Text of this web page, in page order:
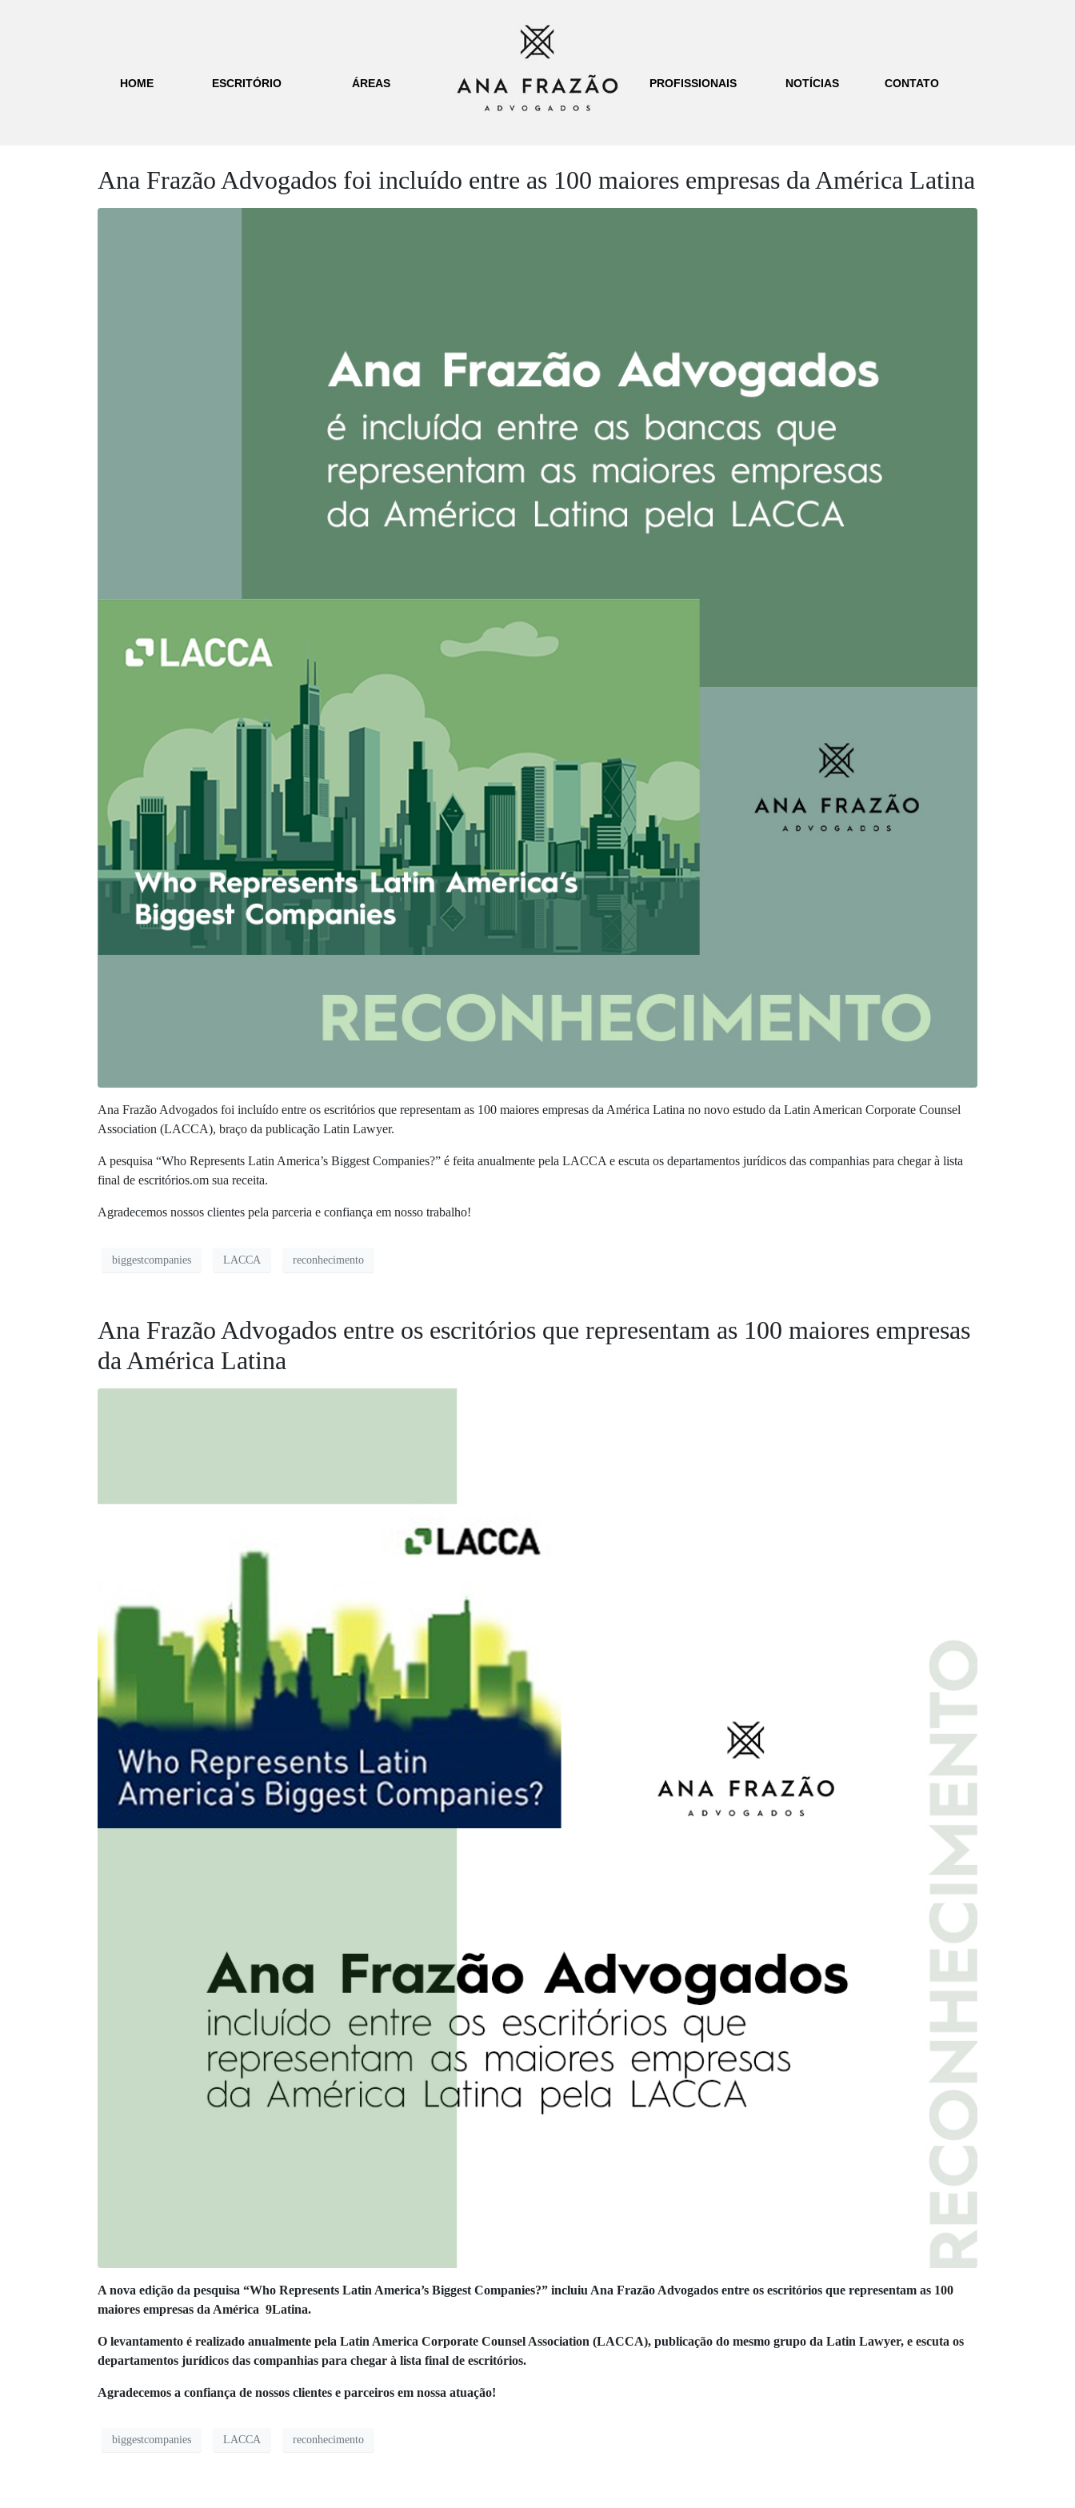
HOME ESCRITÓRIO ÁREAS PROFISSIONAIS NOTÍCIAS CONTATO
Ana Frazão Advogados foi incluído entre as 100 maiores empresas da América Latina
Ana Frazão Advogados foi incluído entre os escritórios que representam as 100 maiores empresas da América Latina no novo estudo da Latin American Corporate Counsel
Association (LACCA), braço da publicação Latin Lawyer.
A pesquisa “Who Represents Latin America’s Biggest Companies?” é feita anualmente pela LACCA e escuta os departamentos jurídicos das companhias para chegar à lista
final de escritórios.om sua receita.
Agradecemos nossos clientes pela parceria e confiança em nosso trabalho!
biggestcompanies LACCA reconhecimento
Ana Frazão Advogados entre os escritórios que representam as 100 maiores empresas
da América Latina
A nova edição da pesquisa “Who Represents Latin America’s Biggest Companies?” incluiu Ana Frazão Advogados entre os escritórios que representam as 100
maiores empresas da América 9Latina.
O levantamento é realizado anualmente pela Latin America Corporate Counsel Association (LACCA), publicação do mesmo grupo da Latin Lawyer, e escuta os
departamentos jurídicos das companhias para chegar à lista final de escritórios.
Agradecemos a confiança de nossos clientes e parceiros em nossa atuação!
biggestcompanies LACCA reconhecimento